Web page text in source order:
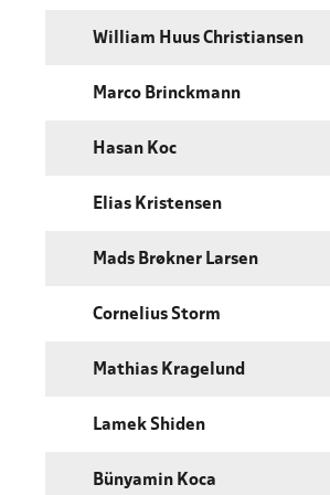
William Huus Christiansen
Marco Brinckmann
Hasan Koc
Elias Kristensen
Mads Brøkner Larsen
Cornelius Storm
Mathias Kragelund
Lamek Shiden
Bünyamin Koca